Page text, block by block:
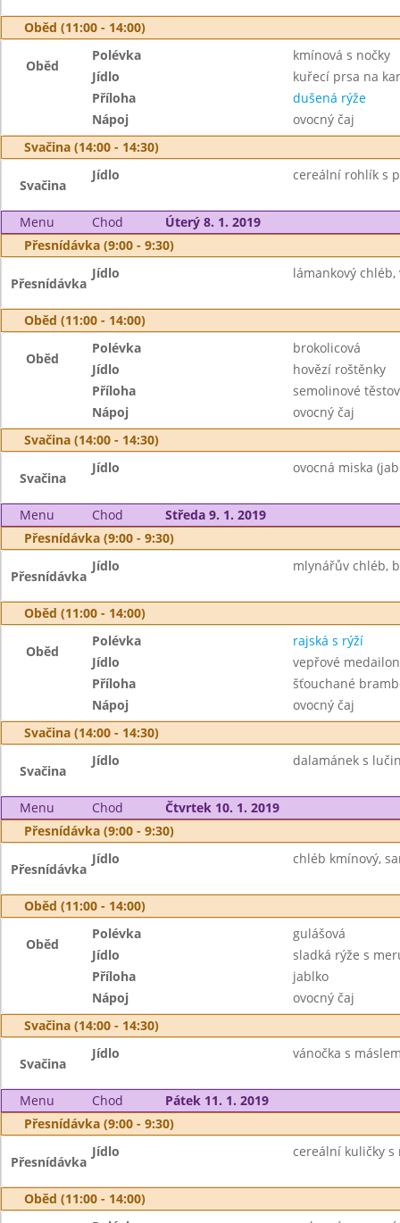
Oběd (11:00 - 14:00)
Oběd
Polévka
kmínová s nočky
Jídlo
kuřecí prsa na
Příloha
dušená rýže
Nápoj
ovocný čaj
Svačina (14:00 - 14:30)
Svačina
Jídlo cereální rohlík s
Menu Chod
Úterý 8. 1. 2019
Přesnídávka (9:00 - 9:30)
Přesnídávka
Jídlo lámankový
Oběd (11:00 - 14:00)
Oběd
Polévka
brokolicová
Jídlo
hovězí roštěnky
Příloha
semolinové
Nápoj
ovocný čaj
Svačina (14:00 - 14:30)
Svačina
Jídlo ovocná miska
Menu Chod
Středa 9. 1. 2019
Přesnídávka (9:00 - 9:30)
Přesnídávka
Jídlo mlynářův chléb,
Oběd (11:00 - 14:00)
Oběd
Polévka
rajská s rýží
Jídlo
vepřové
Příloha
šťouchané
Nápoj
ovocný čaj
Svačina (14:00 - 14:30)
Svačina
Jídlo dalamánek s
Menu Chod
Čtvrtek 10. 1. 2019
Přesnídávka (9:00 - 9:30)
Přesnídávka
Jídlo chléb kmínový,
Oběd (11:00 - 14:00)
Oběd
Polévka
gulášová
Jídlo
sladká rýže s
Příloha
jablko
Nápoj
ovocný čaj
Svačina (14:00 - 14:30)
Svačina
Jídlo vánočka s
Menu Chod
Pátek 11. 1. 2019
Přesnídávka (9:00 - 9:30)
Přesnídávka
Jídlo cereální kuličky s
Oběd (11:00 - 14:00)